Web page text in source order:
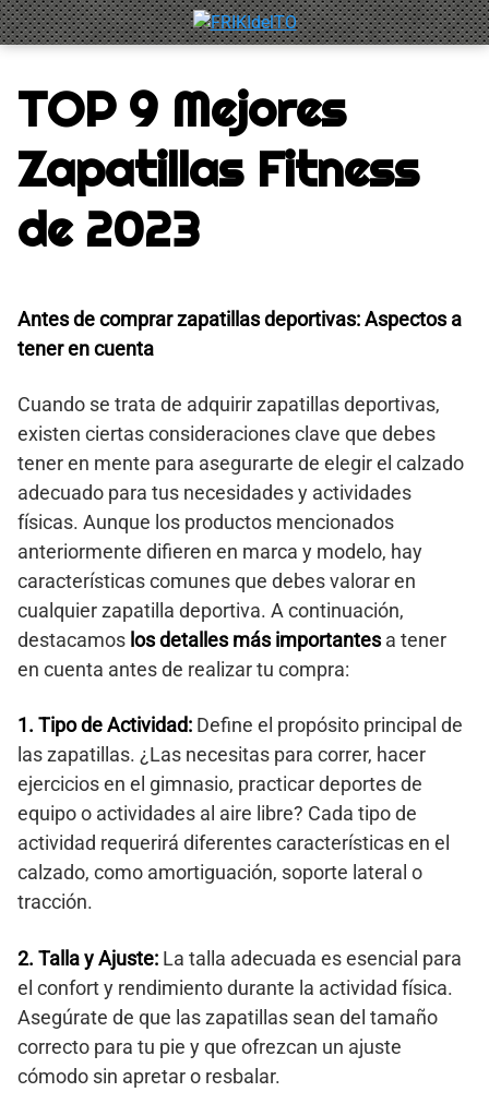
Saltar
al
TOP 9 Mejores
Zapatillas Fitness
de 2023
Antes de comprar zapatillas deportivas: Aspectos a
tener en cuenta
Cuando se trata de adquirir zapatillas deportivas,
existen ciertas consideraciones clave que debes
tener en mente para asegurarte de elegir el calzado
adecuado para tus necesidades y actividades
físicas. Aunque los productos mencionados
anteriormente difieren en marca y modelo, hay
características comunes que debes valorar en
cualquier zapatilla deportiva. A continuación,
destacamos los detalles más importantesa tener
en cuenta antes de realizar tu compra:
1. Tipo de Actividad: Define el propósito principal de
las zapatillas. ¿Las necesitas para correr, hacer
ejercicios en el gimnasio, practicar deportes de
equipo o actividades al aire libre? Cada tipo de
actividad requerirá diferentes características en el
calzado, como amortiguación, soporte lateral o
tracción.
2. Talla y Ajuste: La talla adecuada es esencial para
el confort y rendimiento durante la actividad física.
Asegúrate de que las zapatillas sean del tamaño
correcto para tu pie y que ofrezcan un ajuste
cómodo sin apretar o resbalar.